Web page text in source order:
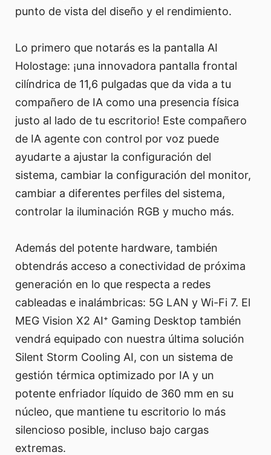
punto de vista del diseño y el rendimiento.
Lo primero que notarás es la pantalla AI
Holostage: ¡una innovadora pantalla frontal
cilíndrica de 11,6 pulgadas que da vida a tu
compañero de IA como una presencia física
justo al lado de tu escritorio! Este compañero
de IA agente con control por voz puede
ayudarte a ajustar la configuración del
sistema, cambiar la configuración del monitor,
cambiar a diferentes perfiles del sistema,
controlar la iluminación RGB y mucho más.
Además del potente hardware, también
obtendrás acceso a conectividad de próxima
generación en lo que respecta a redes
cableadas e inalámbricas: 5G LAN y Wi-Fi 7. El
MEG Vision X2 AI⁺ Gaming Desktop también
vendrá equipado con nuestra última solución
Silent Storm Cooling AI, con un sistema de
gestión térmica optimizado por IA y un
potente enfriador líquido de 360 mm en su
núcleo, que mantiene tu escritorio lo más
silencioso posible, incluso bajo cargas
extremas.